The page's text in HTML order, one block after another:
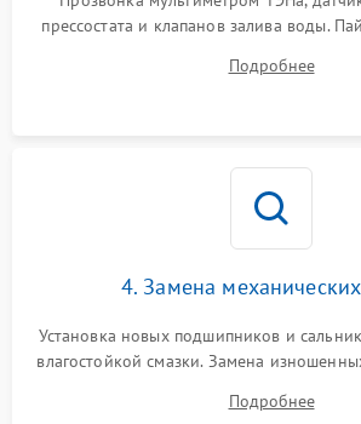
прессостата и клапанов залива воды.
Восстановление целостности
Подробнее
4. Замена
Установка новых подшипников и
влагостойкой смазки. Замена
или поврежденной резиновой
Подробнее